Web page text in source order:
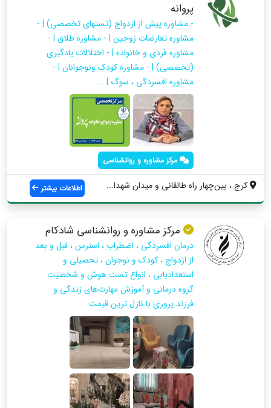
پروانه
- مشاوره پیش از ازدواج (تستهای تخصصی) | -
مشاوره تعارضات زوجین | - مشاوره طلاق | -
مشاوره فردی و خانواده | - اختلالات یادگیری
(تخصصی) | - مشاوره کودک ونوجوانان | -
مشاوره افسردگی ، سوگ | ...
مرکز مشاوره و روانشناسی
کرج‌ ، بین‌چهار راه طالقانی و میدان شهدا... اطلاعات بیشتر
مرکز مشاوره و روانشناسی شادکام
درمان افسردگی ، اضطراب ، استرس ، قبل و بعد
از ازدواج ، کودک و نوجوان ، تحصیلی و
استعدادیابی ، انواع تست هوش و شخصیت
گروه درمانی و آموزش مهارت‌های زندگی و
فرزند پروری با نازل ترین قیمت